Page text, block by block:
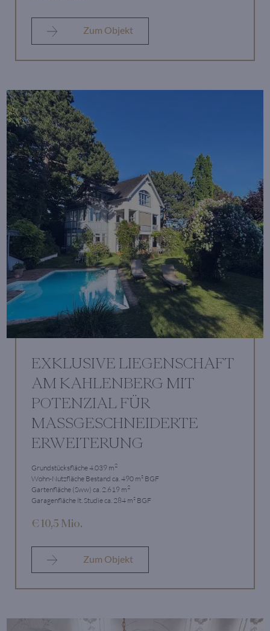
Zum Objekt
EXKLUSIVE LIEGENSCHAFT
AM KAHLENBERG MIT
POTENZIAL FÜR
MASSGESCHNEIDERTE E
RWEITERUNG
Grundstücksfläche 4.039 m2
Wohn-Nutzfläche Bestand ca. 490 m² BGF
Gartenfläche (Sww) ca. 2.619 m2
Garagenfläche lt. Studie ca. 284 m² BGF
€ 10,5 Mio.
Zum Objekt